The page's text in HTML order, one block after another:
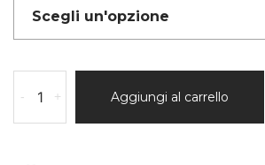
- + Aggiungi al carrello